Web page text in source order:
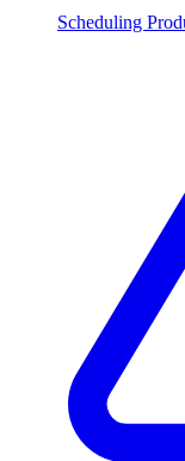
Scheduling